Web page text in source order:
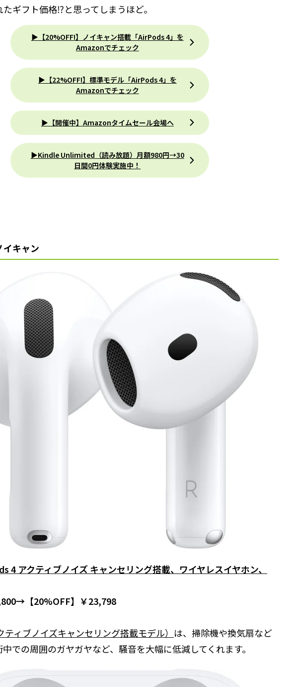
ギフト価格⁉と思ってしまうほど。
▶【20%OFF!】ノイキャン搭載「AirPods 4」を
Amazonでチェック
▶【22%OFF!】標準モデル「AirPods 4」を
Amazonでチェック
▶【開催中】Amazonタイムセール会場へ
▶Kindle Unlimited（読み放題）月額980円→30
日間0円体験実施中！
イキャン
4 アクティブノイズ キャンセリング搭載、ワイヤレスイヤホン、
【20%OFF】￥23,798
ティブノイズキャンセリング搭載モデル） は、掃除機や換気扇など
での周囲のガヤガヤなど、騒音を大幅に低減してくれます。